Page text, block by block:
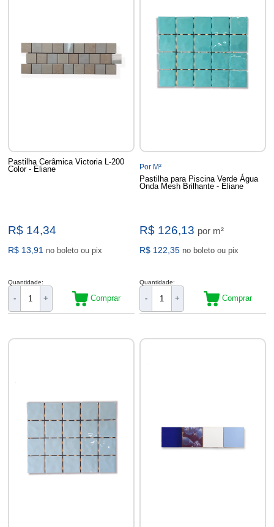
Pastilha Cerâmica Victoria L-200
Color - Eliane
R$ 14,34
R$ 13,91 no boleto ou pix
Quantidade:
- + Comprar
Por M²
Pastilha para Piscina Verde Água
Onda Mesh Brilhante - Eliane
R$ 126,13 por m²
R$ 122,35 no boleto ou pix
Quantidade:
- + Comprar